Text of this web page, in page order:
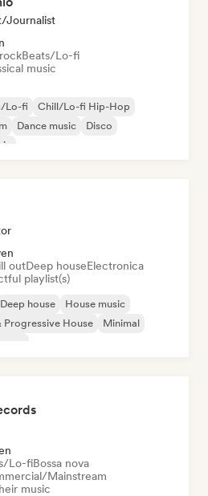
Journalist
Beats/Lo-fi
music
Lo-fi
Chill/Lo-fi Hip-Hop
Dance music
Disco
outDeep houseElectronica
playlist(s)
Deep house
House music
Progressive House
Minimal
Lo-fiBossa nova
Mainstream
music